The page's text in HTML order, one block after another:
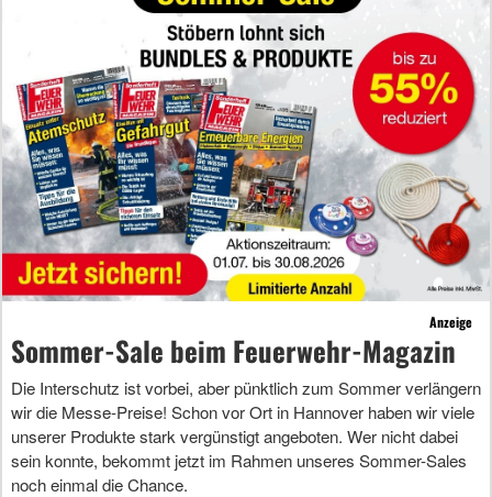
Anzeige
Sommer-Sale beim Feuerwehr-Magazin
Die Interschutz ist vorbei, aber pünktlich zum Sommer verlängern
wir die Messe-Preise! Schon vor Ort in Hannover haben wir viele
unserer Produkte stark vergünstigt angeboten. Wer nicht dabei
sein konnte, bekommt jetzt im Rahmen unseres Sommer-Sales
noch einmal die Chance.